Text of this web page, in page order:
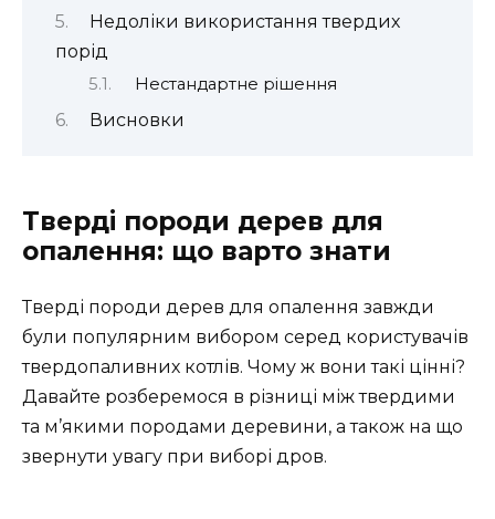
Недоліки використання твердих
порід
Нестандартне рішення
Висновки
Тверді породи дерев для
опалення: що варто знати
Тверді породи дерев для опалення завжди
були популярним вибором серед користувачів
твердопаливних котлів. Чому ж вони такі цінні?
Давайте розберемося в різниці між твердими
та м’якими породами деревини, а також на що
звернути увагу при виборі дров.